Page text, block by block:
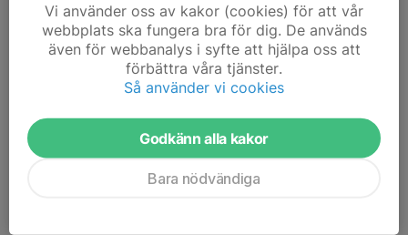
stipendium och till
Årets unga domareutsågs Yossf Alawad, Helsingborgs FDK
Kommentarer
Vi använder oss av kakor (cookies) för att vår
webbplats ska fungera bra för dig. De används
även för webbanalys i syfte att hjälpa oss att
förbättra våra tjänster.
Så använder vi cookies
Godkänn alla kakor
Bara nödvändiga